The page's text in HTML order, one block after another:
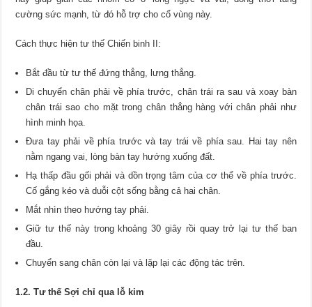
cường sức mạnh, từ đó hỗ trợ cho cổ vùng này.
Cách thực hiện tư thế Chiến binh II:
Bắt đầu từ tư thế đứng thẳng, lưng thẳng.
Di chuyển chân phải về phía trước, chân trái ra sau và xoay bàn
chân trái sao cho mặt trong chân thẳng hàng với chân phải như
hình minh họa.
Đưa tay phải về phía trước và tay trái về phía sau. Hai tay nên
nằm ngang vai, lòng bàn tay hướng xuống đất.
Hạ thấp đầu gối phải và dồn trọng tâm của cơ thể về phía trước.
Cố gắng kéo và duỗi cột sống bằng cả hai chân.
Mắt nhìn theo hướng tay phải.
Giữ tư thế này trong khoảng 30 giây rồi quay trở lại tư thế ban
đầu.
Chuyển sang chân còn lại và lặp lại các động tác trên.
1.2. Tư thế Sợi chỉ qua lỗ kim